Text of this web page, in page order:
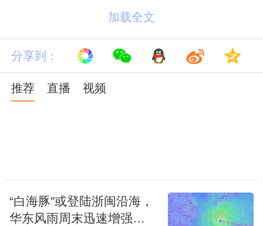
3.行人注意防寒防滑，驾驶人员小心驾驶，车
辆应当采取防滑措施；
4.农牧区和种养殖业要备足饲料，做好防雪灾
和防冻害准备；
加载全文
分享到：
推荐 直播 视频
“白海豚”或登陆浙闽沿海，
华东风雨周末迅速增强，